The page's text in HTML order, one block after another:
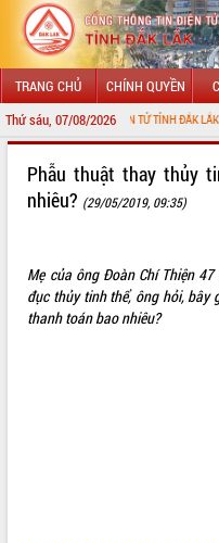
TRANG CHỦ CHÍNH QUYỀN
Thứ sáu, 07/08/2026
TIN ĐIỆN TỬ TỈNH ĐẮK LẮK
GIỚI THIỆU
LÃNH ĐẠO UBND TỈNH
SỞ, BAN, NGÀNH
Phẫu thuật thay thủy
nhiêu? (29/05/2019, 09:35)
Mẹ của ông Đoàn Chí Thiện
đục thủy tinh thể, ông hỏi, bây
thanh toán bao nhiêu?